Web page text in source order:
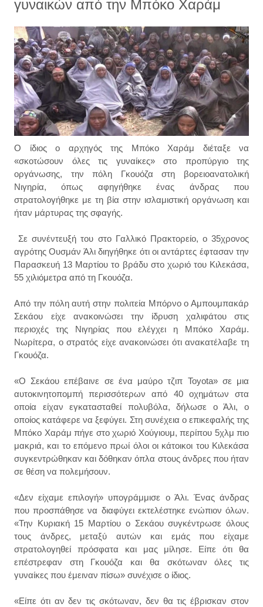
γυναικών από την Μπόκο Χαράμ
Ο ίδιος ο αρχηγός της Μπόκο Χαράμ διέταξε να
«σκοτώσουν όλες τις γυναίκες» στο προπύργιο της
οργάνωσης, την πόλη Γκουόζα στη βορειοανατολική
Νιγηρία, όπως αφηγήθηκε ένας άνδρας που
στρατολογήθηκε με τη βία στην ισλαμιστική οργάνωση και
ήταν μάρτυρας της σφαγής.
Σε συνέντευξή του στο Γαλλικό Πρακτορείο, ο 35χρονος
αγρότης Ουσμάν Άλι διηγήθηκε ότι οι αντάρτες έφτασαν την
Παρασκευή 13 Μαρτίου το βράδυ στο χωριό του Κιλεκάσα,
55 χιλιόμετρα από τη Γκουόζα.
Από την πόλη αυτή στην πολιτεία Μπόρνο ο Αμπουμπακάρ
Σεκάου είχε ανακοινώσει την ίδρυση χαλιφάτου στις
περιοχές της Νιγηρίας που ελέγχει η Μπόκο Χαράμ.
Νωρίτερα, ο στρατός είχε ανακοινώσει ότι ανακατέλαβε τη
Γκουόζα.
«Ο Σεκάου επέβαινε σε ένα μαύρο τζιπ Toyota» σε μια
αυτοκινητοπομπή περισσότερων από 40 οχημάτων στα
οποία είχαν εγκατασταθεί πολυβόλα, δήλωσε ο Άλι, ο
οποίος κατάφερε να ξεφύγει. Στη συνέχεια ο επικεφαλής της
Μπόκο Χαράμ πήγε στο χωριό Χούγιουμ, περίπου 5χλμ πιο
μακριά, και το επόμενο πρωί όλοι οι κάτοικοι του Κιλεκάσα
συγκεντρώθηκαν και δόθηκαν όπλα στους άνδρες που ήταν
σε θέση να πολεμήσουν.
«Δεν είχαμε επιλογή» υπογράμμισε ο Άλι. Ένας άνδρας
που προσπάθησε να διαφύγει εκτελέστηκε ενώπιον όλων.
«Την Κυριακή 15 Μαρτίου ο Σεκάου συγκέντρωσε όλους
τους άνδρες, μεταξύ αυτών και εμάς που είχαμε
στρατολογηθεί πρόσφατα και μας μίλησε. Είπε ότι θα
επέστρεφαν στη Γκουόζα και θα σκότωναν όλες τις
γυναίκες που έμειναν πίσω» συνέχισε ο ίδιος.
«Είπε ότι αν δεν τις σκότωναν, δεν θα τις έβρισκαν στον